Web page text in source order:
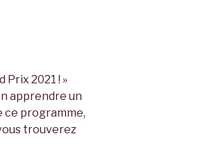
2021 ! »
apprendre un
ce programme,
trouverez